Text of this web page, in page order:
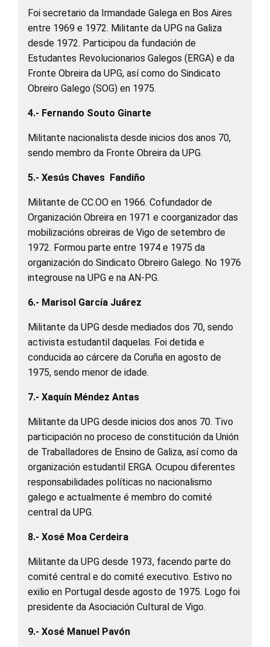
Foi secretario da Irmandade Galega en Bos Aires
entre 1969 e 1972. Militante da UPG na Galiza
desde 1972. Participou da fundación de
Estudantes Revolucionarios Galegos (ERGA) e da
Fronte Obreira da UPG, así como do Sindicato
Obreiro Galego (SOG) en 1975.
4.- Fernando Souto Ginarte
Militante nacionalista desde inicios dos anos 70,
sendo membro da Fronte Obreira da UPG.
5.- Xesús Chaves Fandiño
Militante de CC.OO en 1966. Cofundador de
Organización Obreira en 1971 e coorganizador das
mobilizacións obreiras de Vigo de setembro de
1972. Formou parte entre 1974 e 1975 da
organización do Sindicato Obreiro Galego. No 1976
integrouse na UPG e na AN-PG.
6.- Marisol García Juárez
Militante da UPG desde mediados dos 70, sendo
activista estudantil daquelas. Foi detida e
conducida ao cárcere da Coruña en agosto de
1975, sendo menor de idade.
7.- Xaquín Méndez Antas
Militante da UPG desde inicios dos anos 70. Tivo
participación no proceso de constitución da Unión
de Traballadores de Ensino de Galiza, así como da
organización estudantil ERGA. Ocupou diferentes
responsabilidades políticas no nacionalismo
galego e actualmente é membro do comité
central da UPG.
8.- Xosé Moa Cerdeira
Militante da UPG desde 1973, facendo parte do
comité central e do comité executivo. Estivo no
exilio en Portugal desde agosto de 1975. Logo foi
presidente da Asociación Cultural de Vigo.
9.- Xosé Manuel Pavón